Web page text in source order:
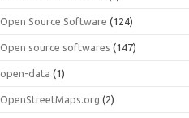
Open Source Software (124)
Open source softwares (147)
open-data (1)
OpenStreetMaps.org (2)